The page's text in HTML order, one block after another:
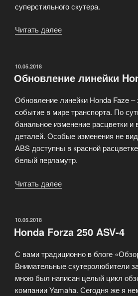
суперстильного скутера.
Читать далее
Cub
ОПУБЛИКОВАНО
10.05.2018
Обновление линейки
Обновление линейки Honda Faze
событие в мире транспорта. По
банальное изменение расцветки и
деталей. Особые изменения не
АВS доступны в красной
белый перламутр.
Читать далее
ОПУБЛИКОВАНО
10.05.2018
Honda Forza 250 ASV-4
С вами традиционно в блоге
Внимательные скутеролюбители
мною был написан целый цикл
компании Yamaha. Сегодня же я